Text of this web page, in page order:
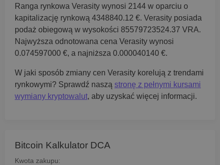
Ranga rynkowa Verasity wynosi 2144 w oparciu o
kapitalizację rynkową 4348840.12 €. Verasity posiada
podaż obiegową w wysokości 85579723524.37 VRA.
Najwyższa odnotowana cena Verasity wynosi
0.074597000 €, a najniższa 0.000040140 €.
W jaki sposób zmiany cen Verasity korelują z trendami
rynkowymi? Sprawdź naszą stronę z pełnymi kursami
wymiany kryptowalut, aby uzyskać więcej informacji.
Bitcoin Kalkulator DCA
Kwota zakupu: